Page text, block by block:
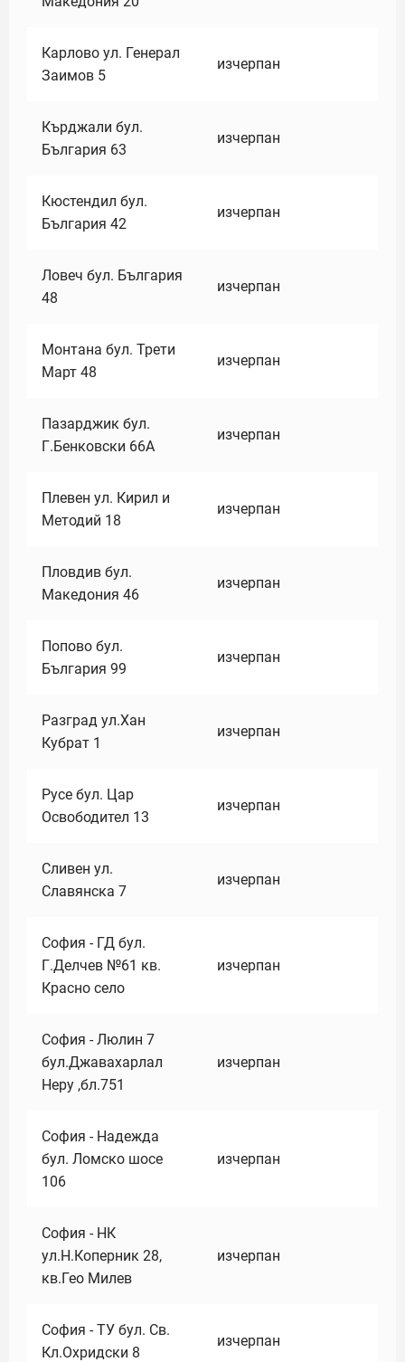
Карлово ул. Генерал
Заимов 5
изчерпан
Кърджали бул.
България 63
изчерпан
Кюстендил бул.
България 42
изчерпан
Ловеч бул. България
48
изчерпан
Монтана бул. Трети
Март 48
изчерпан
Пазарджик бул.
Г.Бенковски 66А
изчерпан
Плевен ул. Кирил и
Методий 18
изчерпан
Пловдив бул.
Македония 46
изчерпан
Попово бул.
България 99
изчерпан
Разград ул.Хан
Кубрат 1
изчерпан
Русе бул. Цар
Освободител 13
изчерпан
Сливен ул.
Славянска 7
изчерпан
София - ГД бул.
Г.Делчев №61 кв.
Красно село
изчерпан
София - Люлин 7
бул.Джавахарлал
Неру ,бл.751
изчерпан
София - Надежда
бул. Ломско шосе
106
изчерпан
София - НК
ул.Н.Коперник 28,
кв.Гео Милев
изчерпан
София - ТУ бул. Св.
Кл.Охридски 8
изчерпан